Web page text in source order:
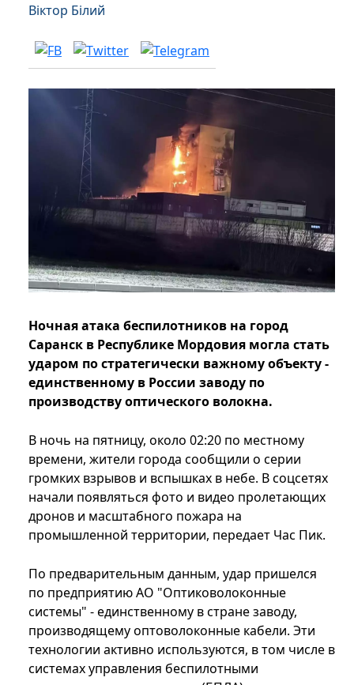
Віктор Білий
Ночная атака беспилотников на город
Саранск в Республике Мордовия могла стать
ударом по стратегически важному объекту -
единственному в России заводу по
производству оптического волокна.
В ночь на пятницу, около 02:20 по местному
времени, жители города сообщили о серии
громких взрывов и вспышках в небе. В соцсетях
начали появляться фото и видео пролетающих
дронов и масштабного пожара на
промышленной территории, передает Час Пик.
По предварительным данным, удар пришелся
по предприятию АО "Оптиковолоконные
системы" - единственному в стране заводу,
производящему оптоволоконные кабели. Эти
технологии активно используются, в том числе в
системах управления беспилотными